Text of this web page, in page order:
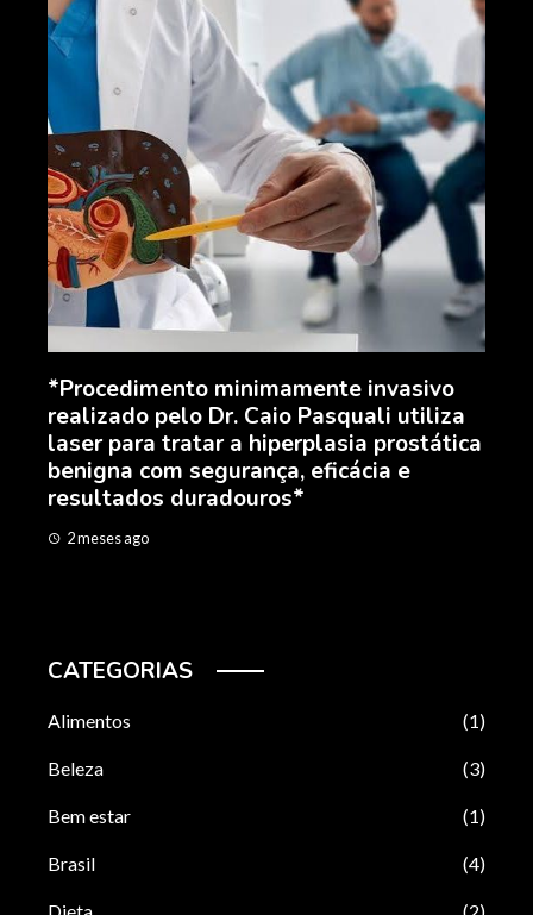
*Procedimento minimamente invasivo
realizado pelo Dr. Caio Pasquali utiliza
laser para tratar a hiperplasia prostática
benigna com segurança, eficácia e
resultados duradouros*
2 meses ago
CATEGORIAS
Alimentos (1)
Beleza (3)
Bem estar (1)
Brasil (4)
Dieta (2)